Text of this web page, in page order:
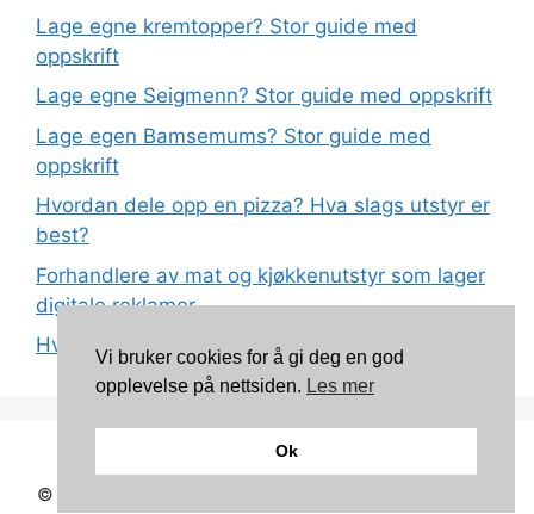
Lage egne kremtopper? Stor guide med
oppskrift
Lage egne Seigmenn? Stor guide med oppskrift
Lage egen Bamsemums? Stor guide med
oppskrift
Hvordan dele opp en pizza? Hva slags utstyr er
best?
Forhandlere av mat og kjøkkenutstyr som lager
digitale reklamer
Hva betyr det at plast har matkvalitet?
Kontakt: torunnbeategjerven@gmail.com
© 2026 Mine oppskrifter
Vi bruker cookies for å gi deg en god
opplevelse på nettsiden. Les mer
Ok